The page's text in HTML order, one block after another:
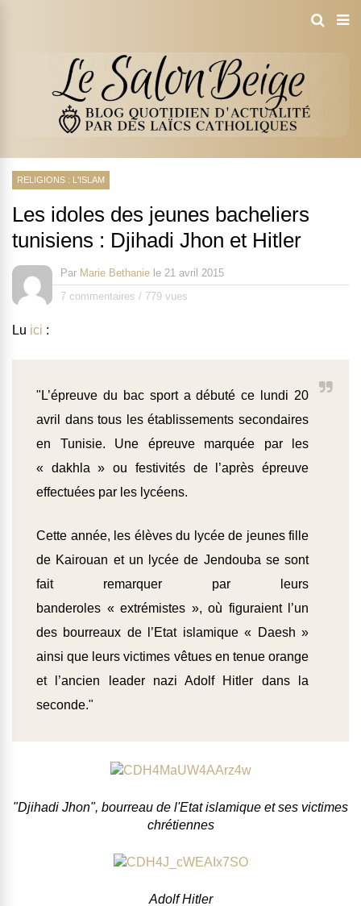
RELIGIONS : L'ISLAM
Les idoles des jeunes bacheliers
tunisiens : Djihadi Jhon et Hitler
Par Marie Bethanie le 21 avril 2015
7 commentaires / 779 vues
Lu ici :
"L’épreuve du bac sport a débuté ce lundi 20
avril dans tous les établissements secondaires
en Tunisie. Une épreuve marquée par les
« dakhla » ou festivités de l’après épreuve
effectuées par les lycéens.
Cette année, les élèves du lycée de jeunes fille
de Kairouan et un lycée de Jendouba se sont
fait remarquer par leurs
banderoles « extrémistes », où figuraient l’un
des bourreaux de l’Etat islamique « Daesh »
ainsi que leurs victimes vêtues en tenue orange
et l’ancien leader nazi Adolf Hitler dans la
seconde."
"Djihadi Jhon", bourreau de l'Etat islamique et ses victimes
chrétiennes
Adolf Hitler